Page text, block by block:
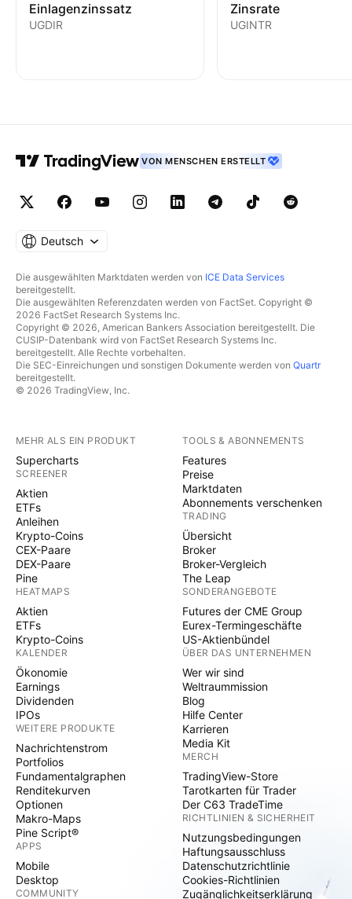
Einlagenzinssatz
UGDIR
Zinsrate
UGINTR
VON MENSCHEN ERSTELLT
Deutsch
Die ausgewählten Marktdaten werden von ICE Data Services
bereitgestellt.
Die ausgewählten Referenzdaten werden von FactSet. Copyright ©
2026 FactSet Research Systems Inc.
Copyright © 2026, American Bankers Association bereitgestellt. Die
CUSIP-Datenbank wird von FactSet Research Systems Inc.
bereitgestellt. Alle Rechte vorbehalten.
Die SEC-Einreichungen und sonstigen Dokumente werden von Quartr
bereitgestellt.
© 2026 TradingView, Inc.
MEHR ALS EIN PRODUKT
Supercharts
SCREENER
Aktien
ETFs
Anleihen
Krypto-Coins
CEX-Paare
DEX-Paare
Pine
HEATMAPS
Aktien
ETFs
Krypto-Coins
KALENDER
Ökonomie
Earnings
Dividenden
IPOs
WEITERE PRODUKTE
Nachrichtenstrom
Portfolios
Fundamentalgraphen
Renditekurven
Optionen
Makro-Maps
Pine Script®
APPS
Mobile
Desktop
COMMUNITY
TOOLS & ABONNEMENTS
Features
Preise
Marktdaten
Abonnements verschenken
TRADING
Übersicht
Broker
Broker-Vergleich
The Leap
SONDERANGEBOTE
Futures der CME Group
Eurex-Termingeschäfte
US-Aktienbündel
ÜBER DAS UNTERNEHMEN
Wer wir sind
Weltraummission
Blog
Hilfe Center
Karrieren
Media Kit
MERCH
TradingView-Store
Tarotkarten für Trader
Der C63 TradeTime
RICHTLINIEN & SICHERHEIT
Nutzungsbedingungen
Haftungsausschluss
Datenschutzrichtlinie
Cookies-Richtlinien
Zugänglichkeitserklärung